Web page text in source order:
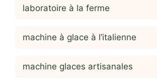
laboratoire à la ferme
machine à glace à l’italienne
machine glaces artisanales